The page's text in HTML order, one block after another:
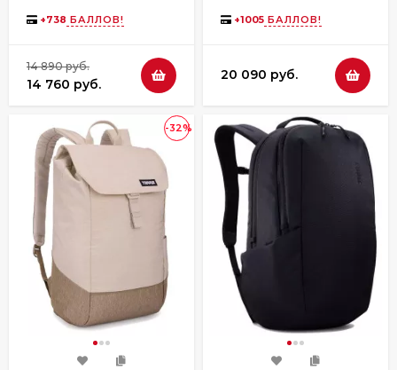
+738 БАЛЛОВ!
14 890 руб.
14 760 руб.
+1005 БАЛЛОВ!
20 090 руб.
-32%